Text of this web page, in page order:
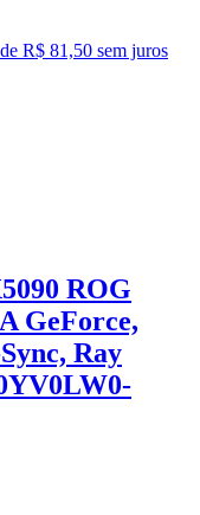
R$ 81,50 sem juros
ROG
GeForce,
Ray